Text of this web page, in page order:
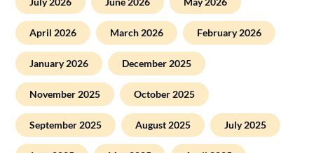
April 2026 March 2026 February 2026
January 2026 December 2025
November 2025 October 2025
September 2025 August 2025 July 2025